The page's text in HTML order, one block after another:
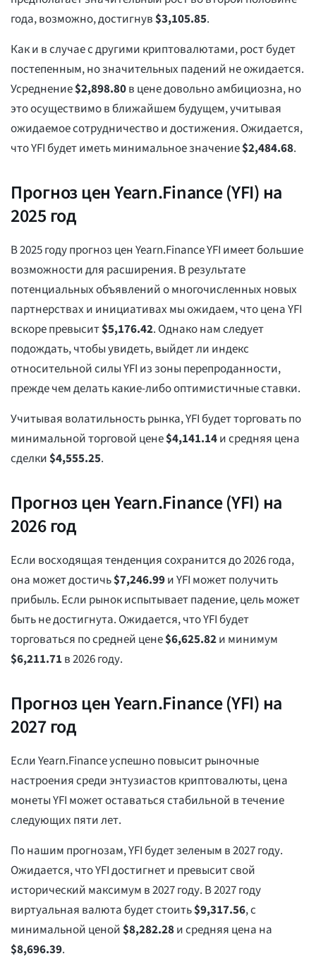
года, возможно, достигнув$3,105.85.
Как и в случае с другими криптовалютами, рост будет
постепенным, но значительных падений не ожидается.
Усреднение$2,898.80в цене довольно амбициозна, но
это осуществимо в ближайшем будущем, учитывая
ожидаемое сотрудничество и достижения. Ожидается,
что YFI будет иметь минимальное значение$2,484.68.
Прогноз цен Yearn.Finance (YFI) на
2025 год
В 2025 году прогноз цен Yearn.Finance YFI имеет большие
возможности для расширения. В результате
потенциальных объявлений о многочисленных новых
партнерствах и инициативах мы ожидаем, что цена YFI
вскоре превысит$5,176.42. Однако нам следует
подождать, чтобы увидеть, выйдет ли индекс
относительной силы YFI из зоны перепроданности,
прежде чем делать какие-либо оптимистичные ставки.
Учитывая волатильность рынка, YFI будет торговать по
минимальной торговой цене$4,141.14и средняя цена
сделки$4,555.25.
Прогноз цен Yearn.Finance (YFI) на
2026 год
Если восходящая тенденция сохранится до 2026 года,
она может достичь$7,246.99и YFI может получить
прибыль. Если рынок испытывает падение, цель может
быть не достигнута. Ожидается, что YFI будет
торговаться по средней цене$6,625.82и минимум
$6,211.71 в 2026 году.
Прогноз цен Yearn.Finance (YFI) на
2027 год
Если Yearn.Finance успешно повысит рыночные
настроения среди энтузиастов криптовалюты, цена
монеты YFI может оставаться стабильной в течение
следующих пяти лет.
По нашим прогнозам, YFI будет зеленым в 2027 году.
Ожидается, что YFI достигнет и превысит свой
исторический максимум в 2027 году. В 2027 году
виртуальная валюта будет стоить$9,317.56, с
минимальной ценой$8,282.28и средняя цена на
$8,696.39.